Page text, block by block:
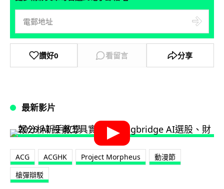
讚好0 看留言 分享
最新影片
ACG ACGHK Project Morpheus
動漫節
槍彈辯駁